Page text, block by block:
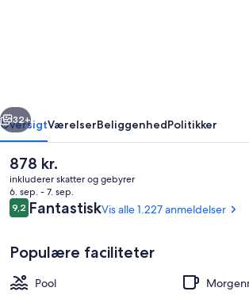
Lobby
Næste
32+
OversigtVærelserBeliggenhedPolitikker
Den
nuværende
pris
er
878 kr.
878 kr.
inkluderer skatter og gebyrer
6. sep. - 7. sep.
Anmeldelser
9,29,2 ud af 10.
FantastiskVis alle 1.227 anmeldelser
Populære faciliteter
Pool